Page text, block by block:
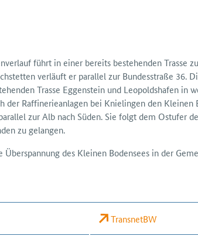
führt in einer bereits bestehenden Trasse
verläuft er parallel zur Bundes­straße 36.
Trasse Eggen­stein und Leopolds­hafen
der Raffinerie­anlagen bei Knielingen den
zur Alb nach Süden. Sie folgt dem Ostufer
zu gelangen.
des Kleinen Bodensees in der
TransnetBW